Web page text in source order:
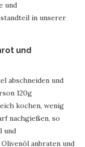
und
in unserer
und
abschneiden und
120g
kochen, wenig
nachgießen, so
und
anbraten und